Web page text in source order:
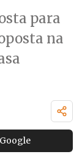
para
na